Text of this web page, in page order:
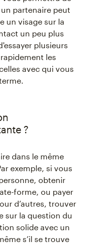
partenaire peut
un visage sur la
un peu plus
plusieurs
les
avec qui vous
?
dans le même
exemple, si vous
obtenir
forme, ou payer
d’autres, trouver
sur la question du
solide avec un
s’il se trouve